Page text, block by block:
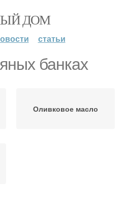
ДОМ
статьи
банках
Оливковое масло